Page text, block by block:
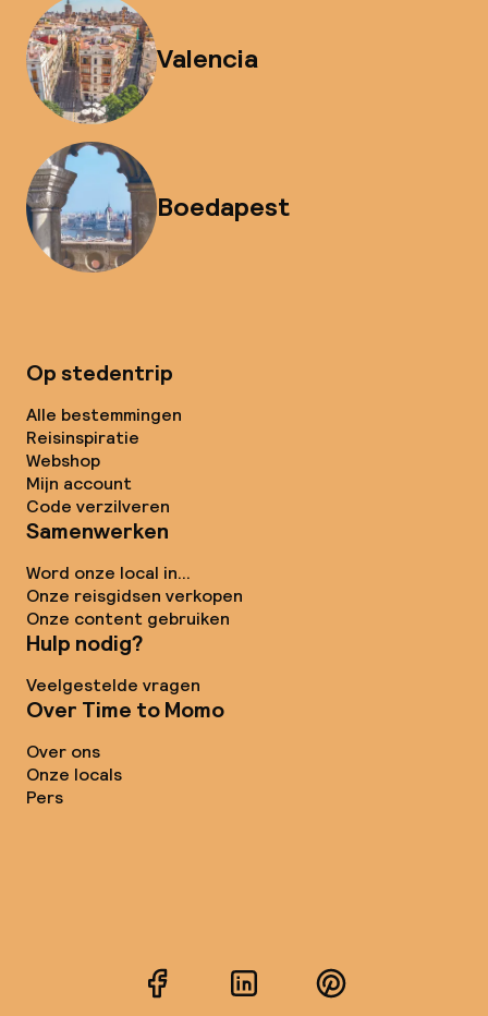
Valencia
Boedapest
Op stedentrip
Alle bestemmingen
Reisinspiratie
Webshop
Mijn account
Code verzilveren
Samenwerken
Word onze local in...
Onze reisgidsen verkopen
Onze content gebruiken
Hulp nodig?
Veelgestelde vragen
Over Time to Momo
Over ons
Onze locals
Pers
FacebookLinkedInPinterest